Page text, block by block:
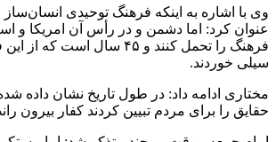
وی با اشاره به اینکه فرهنگ توحیدی
عنوان کرد: اما دشمن و در رأس آن امریکا و
فرهنگ را تحمل کنند و ۴۵ سال
سیلی خوردند.
مختاری ادامه داد: در طول تاریخ نشان داده
حقایق را برای مردم تبیین کردند کفار بیرون